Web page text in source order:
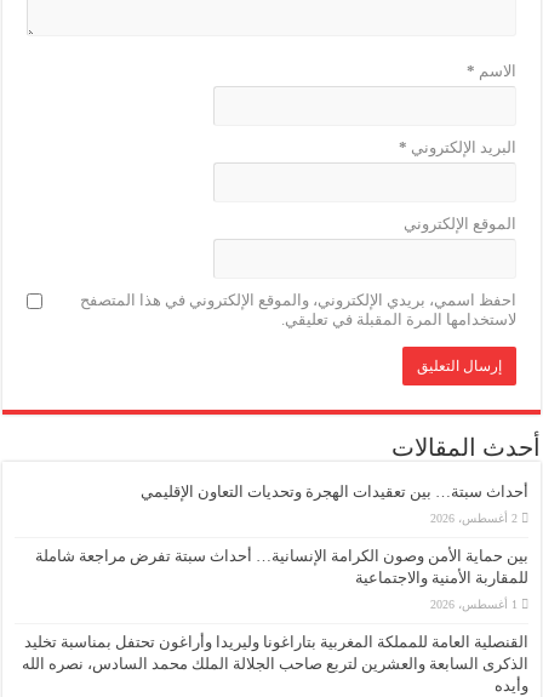
الاسم *
البريد الإلكتروني *
الموقع الإلكتروني
احفظ اسمي، بريدي الإلكتروني، والموقع الإلكتروني في هذا المتصفح
لاستخدامها المرة المقبلة في تعليقي.
أحدث المقالات
أحداث سبتة… بين تعقيدات الهجرة وتحديات التعاون الإقليمي
2 أغسطس، 2026
بين حماية الأمن وصون الكرامة الإنسانية… أحداث سبتة تفرض مراجعة شاملة
للمقاربة الأمنية والاجتماعية
1 أغسطس، 2026
القنصلية العامة للمملكة المغربية بتاراغونا وليريدا وأراغون تحتفل بمناسبة تخليد
الذكرى السابعة والعشرين لتربع صاحب الجلالة الملك محمد السادس، نصره الله
وأيده